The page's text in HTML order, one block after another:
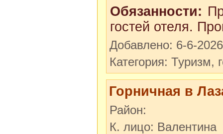
Обязанности:
гостей отеля.
Добавлено: 6-6-2026
Категория: Туризм,
Горничная в
Район:
К. лицо: Валентина